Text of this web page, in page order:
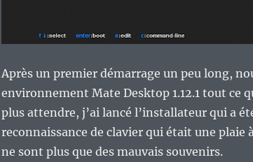
Après un premier démarrage un peu long,
environnement Mate Desktop 1.12.1 tout ce
plus attendre, j’ai lancé l’installateur qui a
reconnaissance de clavier qui était une plaie
ne sont plus que des mauvais souvenirs.